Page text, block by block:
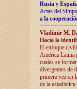
Rusia y
Actas del
a la
Vladímir M.
Hacia la
El enfoque
América Latina
cuales se
divergentes de
primera vez en
de la